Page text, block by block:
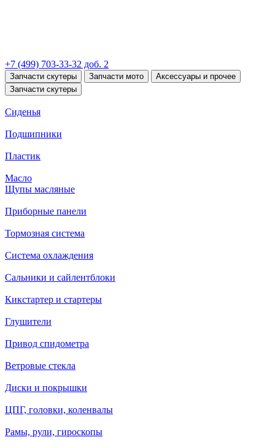
+7 (499) 703-33-32 доб. 2
Запчасти скутеры Запчасти мото
Аксессуары и прочее
Запчасти скутеры
Сиденья
Подшипники
Пластик
Масло
Щупы масляные
Приборные панели
Тормозная система
Система охлаждения
Сальники и сайлентблоки
Кикстартер и стартеры
Глушители
Привод спидометра
Ветровые стекла
Диски и покрышки
ЦПГ, головки, коленвалы
Рамы, рули, гироскопы